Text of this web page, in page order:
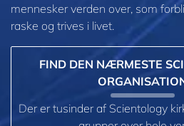
mennesker verden over, som
raske og trives i livet.
FIND DEN NÆRMESTE
Der er tusinder af Scientology